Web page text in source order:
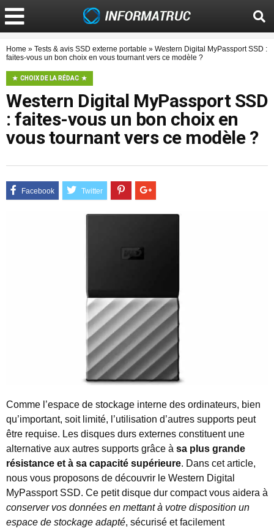
Home » Tests & avis SSD externe portable » Western Digital MyPassport SSD :
faites-vous un bon choix en vous tournant vers ce modèle ?
CHOIX DE LA RÉDAC
Western Digital MyPassport SSD
: faites-vous un bon choix en
vous tournant vers ce modèle ?
Comme l’espace de stockage interne des ordinateurs, bien
qu’important, soit limité, l’utilisation d’autres supports peut
être requise. Les disques durs externes constituent une
alternative aux autres supports grâce à sa plus grande
résistance et à sa capacité supérieure. Dans cet article,
nous vous proposons de découvrir le Western Digital
MyPassport SSD. Ce petit disque dur compact vous aidera à
conserver vos données en mettant à votre disposition un
espace de stockage adapté, sécurisé et facilement